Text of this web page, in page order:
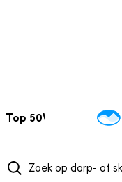
Top 50Webcams